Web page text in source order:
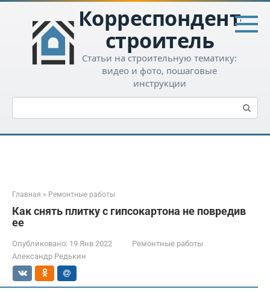
Перейти
контенту
Корреспондент-
строитель
Статьи на строительную тематику:
видео и фото, пошаговые
инструкции
Поиск:
Главная » Ремонтные работы
Как снять плитку с гипсокартона не повредив
ее
Опубликовано: 19 Янв 2022
Ремонтные работы
Александр Редькин